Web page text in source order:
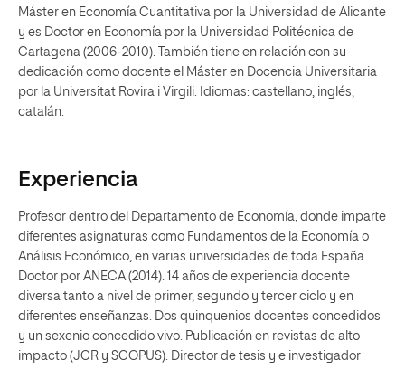
Máster en Economía Cuantitativa por la Universidad de Alicante
y es Doctor en Economía por la Universidad Politécnica de
Cartagena (2006-2010). También tiene en relación con su
dedicación como docente el Máster en Docencia Universitaria
por la Universitat Rovira i Virgili. Idiomas: castellano, inglés,
catalán.
Experiencia
Profesor dentro del Departamento de Economía, donde imparte
diferentes asignaturas como Fundamentos de la Economía o
Análisis Económico, en varias universidades de toda España.
Doctor por ANECA (2014). 14 años de experiencia docente
diversa tanto a nivel de primer, segundo y tercer ciclo y en
diferentes enseñanzas. Dos quinquenios docentes concedidos
y un sexenio concedido vivo. Publicación en revistas de alto
impacto (JCR y SCOPUS). Director de tesis y e investigador